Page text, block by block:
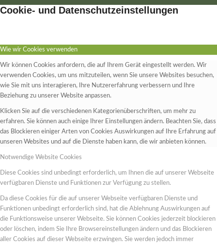
Cookie- und Datenschutzeinstellungen
Wie wir Cookies verwenden
Wir können Cookies anfordern, die auf Ihrem Gerät eingestellt werden. Wir
verwenden Cookies, um uns mitzuteilen, wenn Sie unsere Websites besuchen,
wie Sie mit uns interagieren, Ihre Nutzererfahrung verbessern und Ihre
Beziehung zu unserer Website anpassen.
Klicken Sie auf die verschiedenen Kategorienüberschriften, um mehr zu
erfahren. Sie können auch einige Ihrer Einstellungen ändern. Beachten Sie, dass
das Blockieren einiger Arten von Cookies Auswirkungen auf Ihre Erfahrung auf
unseren Websites und auf die Dienste haben kann, die wir anbieten können.
Notwendige Website Cookies
Diese Cookies sind unbedingt erforderlich, um Ihnen die auf unserer Webseite
verfügbaren Dienste und Funktionen zur Verfügung zu stellen.
Da diese Cookies für die auf unserer Webseite verfügbaren Dienste und
Funktionen unbedingt erforderlich sind, hat die Ablehnung Auswirkungen auf
die Funktionsweise unserer Webseite. Sie können Cookies jederzeit blockieren
oder löschen, indem Sie Ihre Browsereinstellungen ändern und das Blockieren
aller Cookies auf dieser Webseite erzwingen. Sie werden jedoch immer